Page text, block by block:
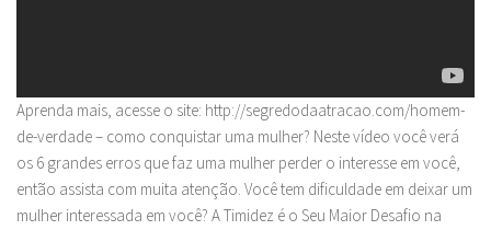
Aprenda mais, acesse o site: http://segredodaatracao.com/homem-
de-verdade – como conquistar uma mulher? Neste vídeo você verá
os 6 grandes erros que faz uma mulher perder o interesse em você,
então assista com muita atenção. Você tem dificuldade em deixar um
mulher interessada em você? A Timidez é o Seu Maior Desafio na